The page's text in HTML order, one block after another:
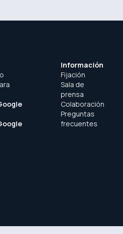
Información
Fijación
Sala de
prensa
Colaboración
Preguntas
frecuentes